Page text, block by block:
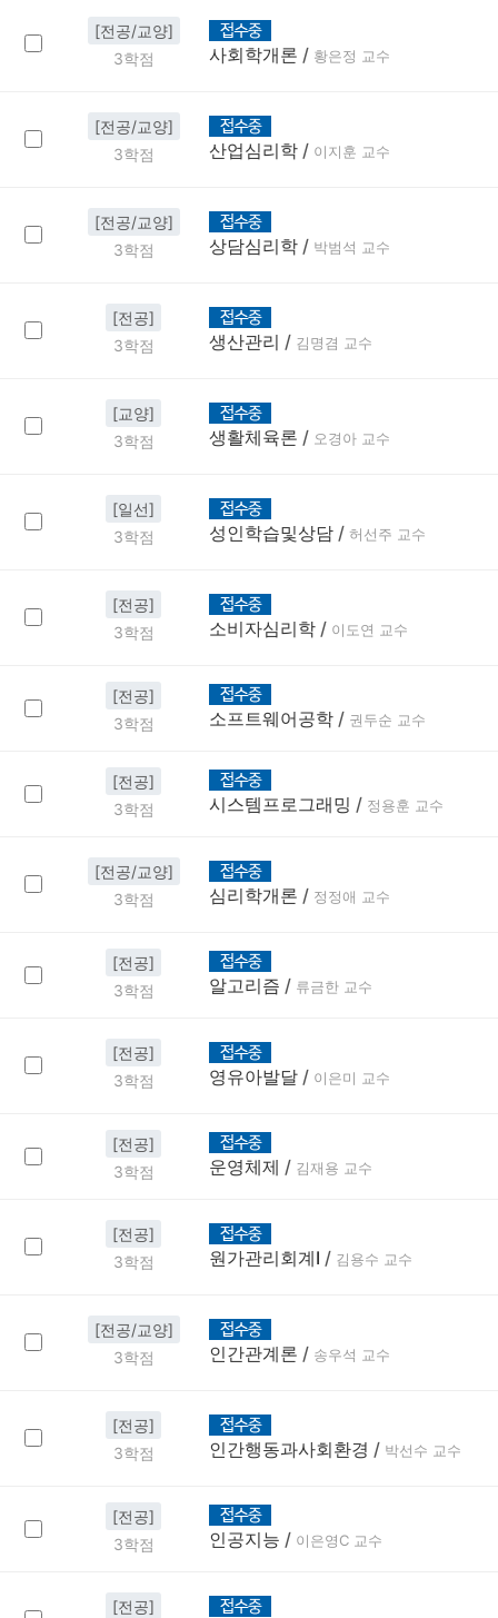
[전공/교양]
3학점
사회학개론 / 황은정 교수
[전공/교양]
3학점
산업심리학 / 이지훈 교수
[전공/교양]
3학점
상담심리학 / 박범석 교수
[전공]
3학점
생산관리 / 김명겸 교수
[교양]
3학점
생활체육론 / 오경아 교수
[일선]
3학점
성인학습및상담 / 허선주 교수
[전공]
3학점
소비자심리학 / 이도연 교수
[전공]
3학점
소프트웨어공학 / 권두순 교수
[전공]
3학점
시스템프로그래밍 / 정용훈 교수
[전공/교양]
3학점
심리학개론 / 정정애 교수
[전공]
3학점
알고리즘 / 류금한 교수
[전공]
3학점
영유아발달 / 이은미 교수
[전공]
3학점
운영체제 / 김재용 교수
[전공]
3학점
원가관리회계Ⅰ / 김용수 교수
[전공/교양]
3학점
인간관계론 / 송우석 교수
[전공]
3학점
인간행동과사회환경 / 박선수 교수
[전공]
3학점
인공지능 / 이은영C 교수
[전공]